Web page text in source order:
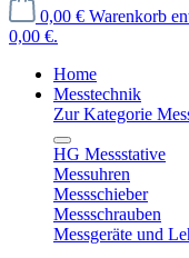
0,00 € Warenkorb
0,00 €.
Home
Messtechnik
Zur Kategorie
HG Messstative
Messuhren
Messschieber
Messschrauben
Messgeräte und